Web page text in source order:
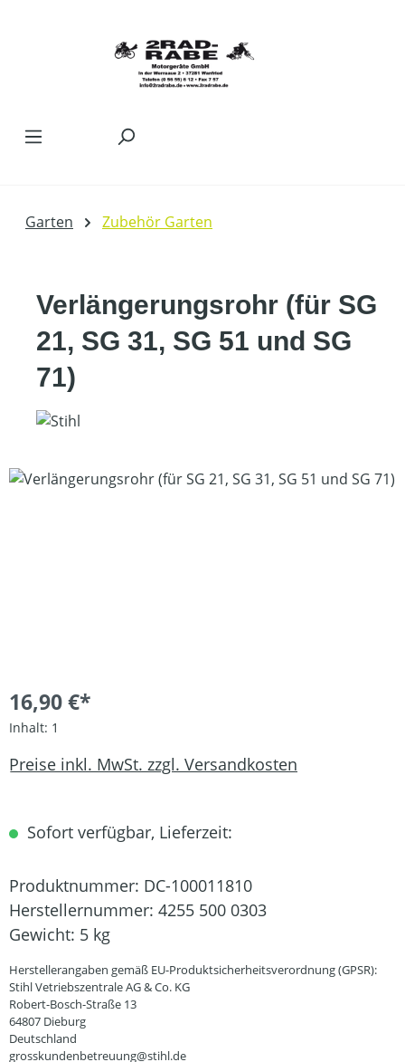
Garten Zubehör Garten
Verlängerungsrohr (für SG
21, SG 31, SG 51 und SG
71)
Bildergalerie überspringen
16,90 €*
Inhalt: 1
Preise inkl. MwSt. zzgl. Versandkosten
Sofort verfügbar, Lieferzeit:
Produktnummer: DC-100011810
Herstellernummer: 4255 500 0303
Gewicht: 5 kg
Herstellerangaben gemäß EU-Produktsicherheitsverordnung (GPSR):
Stihl Vetriebszentrale AG & Co. KG
Robert-Bosch-Straße 13
64807 Dieburg
Deutschland
grosskundenbetreuung@stihl.de